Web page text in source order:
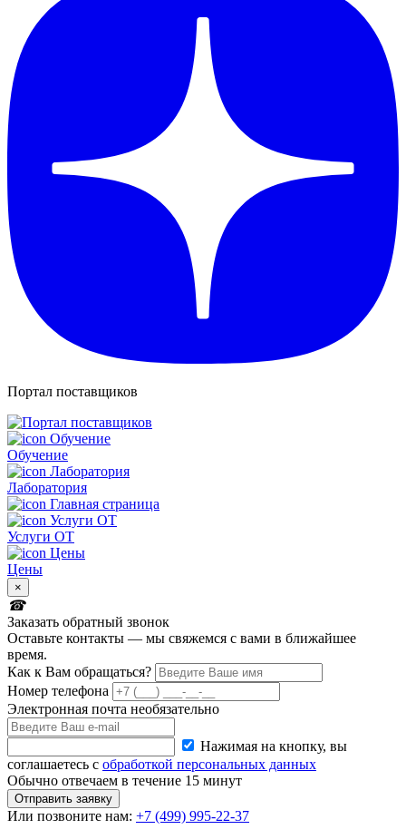
Портал поставщиков
Обучение
Лаборатория
Услуги ОТ
Цены
×
Заказать обратный звонок
Оставьте контакты — мы свяжемся с вами в ближайшее
время.
Как к Вам обращаться?
Номер телефона
Электронная почта необязательно
Нажимая на кнопку, вы
соглашаетесь с обработкой персональных данных
Обычно отвечаем в течение 15 минут
Отправить заявку
Или позвоните нам: +7 (499) 995-22-37